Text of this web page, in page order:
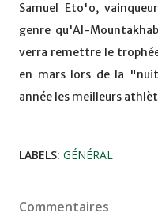
Samuel Eto'o,
genre qu'Al-
verra remettre le
en mars lors de la
année les meilleurs
LABELS: GÉNÉRAL
Commentaires